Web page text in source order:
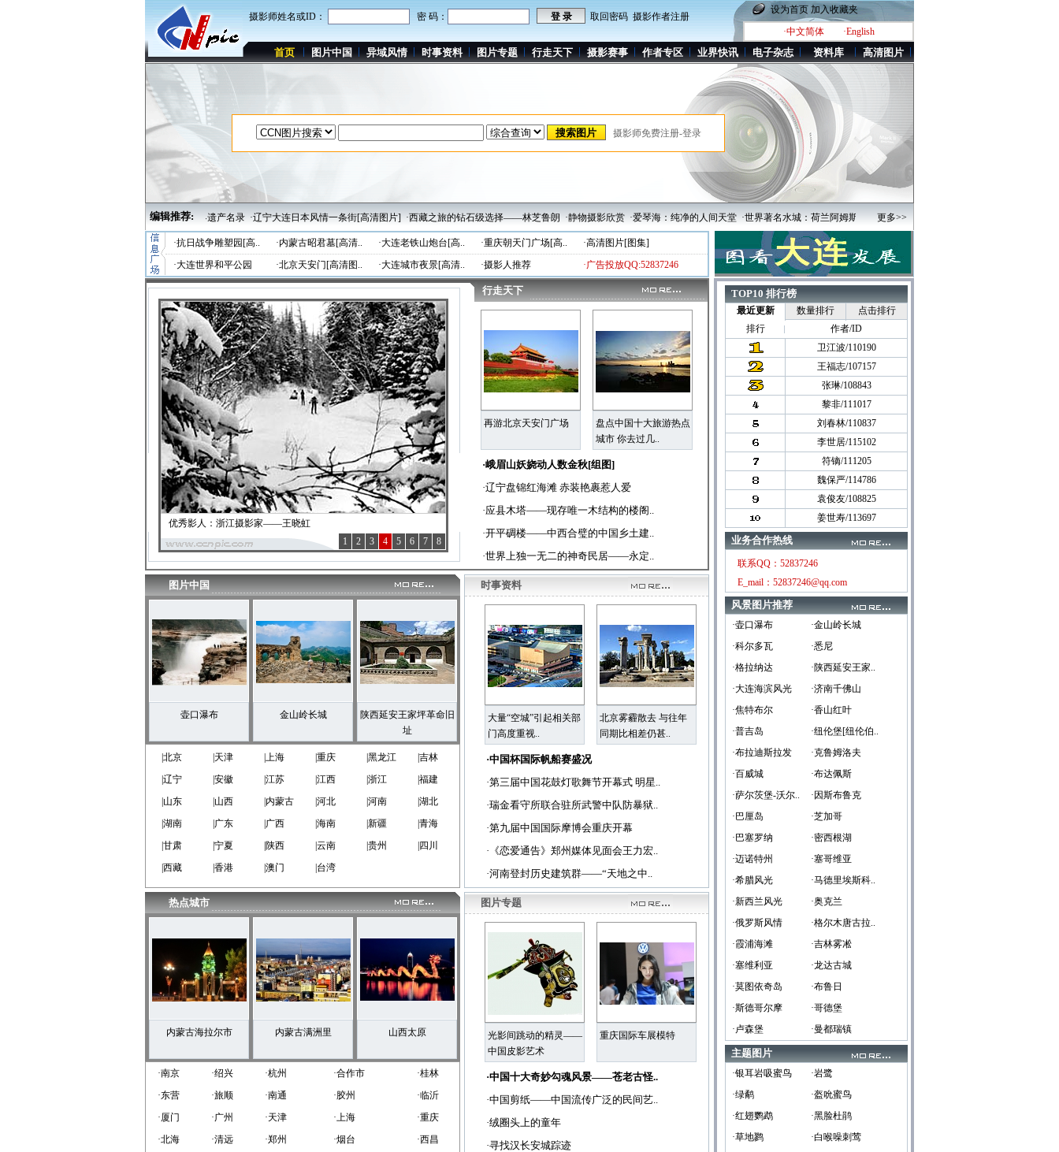
摄影师姓名或ID： 密 码： 取回密码 摄影作者注册
设为首页 加入收藏夹
·中文简体
·English
首页 图片中国 异域风情 时事资料 图片专题 行走天下 摄影赛事 作者专区 业界快讯 电子杂志 资料库 高清图片
摄影师免费注册-登录
编辑推荐:
文化圣地——山西忻州五台山被列入世界遗产名录 ·辽宁大连日本风情一条街[高清图片] ·西藏之旅的钻石级选择——林芝鲁朗 ·静物摄影欣赏 ·爱琴海：纯净的人间天堂 ·世界著名水城：荷兰阿姆斯特丹 ·全球最贵城市新排名出炉 中国部分城市大幅攀升
更多>>
·抗日战争雕塑园[高.. ·内蒙古昭君墓[高清.. ·大连老铁山炮台[高.. ·重庆朝天门广场[高.. ·高清图片[图集]
·大连世界和平公园 ·北京天安门[高清图.. ·大连城市夜景[高清.. ·摄影人推荐 ·广告投放QQ:52837246
优秀影人：浙江摄影家——王晓虹
1
2 3 4 5 6 7 8
行走天下
盘点中国十大旅游热点
城市 你去过几..
再游北京天安门广场
·峨眉山妖娆动人数金秋[组图]
·辽宁盘锦红海滩 赤装艳裹惹人爱
·应县木塔——现存唯一木结构的楼阁..
·开平碉楼——中西合璧的中国乡土建..
·世界上独一无二的神奇民居——永定..
图片中国
壶口瀑布 金山岭长城
陕西延安王家坪革命旧
址
|北京 |天津 |上海 |重庆 |黑龙江
|吉林
|辽宁
|安徽 |江苏 |江西 |浙江
|福建
|山东
|山西 |内蒙古 |河北 |河南
|湖北
|湖南
|广东 |广西 |海南 |新疆
|青海
|甘肃
|宁夏 |陕西 |云南 |贵州
|四川
|西藏
|香港 |澳门 |台湾
时事资料
北京雾霾散去 与往年
同期比相差仍甚..
大量“空城”引起相关部
门高度重视..
·中国杯国际帆船赛盛况
·第三届中国花鼓灯歌舞节开幕式 明星..
·瑞金看守所联合驻所武警中队防暴狱..
·第九届中国国际摩博会重庆开幕
· 《恋爱通告》郑州媒体见面会王力宏..
·河南登封历史建筑群——“天地之中..
热点城市
内蒙古海拉尔市 内蒙古满洲里 山西太原
·南京 ·绍兴 ·杭州 ·合作市
·桂林
·东营
·旅顺 ·南通 ·胶州
·临沂
·厦门
·广州 ·天津 ·上海
·重庆
·北海
·清远 ·郑州 ·烟台
·西昌
图片专题
光影间跳动的精灵——
中国皮影艺术
重庆国际车展模特
·中国十大奇妙勾魂风景——苍老古怪..
·中国剪纸——中国流传广泛的民间艺..
·绒圈头上的童年
·寻找汉长安城踪迹
TOP10 排行榜
最近更新 数量排行
点击排行
排行
作者/ID
卫江波/110190
王福志/107157
张琳/108843
黎非/111017
刘春林/110837
李世居/115102
符镝/111205
魏保严/114786
袁俊友/108825
姜世寿/113697
业务合作热线
联系QQ：52837246
E_mail：52837246@qq.com
风景图片推荐
·壶口瀑布
·金山岭长城
·科尔多瓦
·悉尼
·格拉纳达
·陕西延安王家..
·大连海滨风光
·济南千佛山
·焦特布尔
·香山红叶
·普吉岛
·纽伦堡[纽伦伯..
·布拉迪斯拉发
·克鲁姆洛夫
·百威城
·布达佩斯
·萨尔茨堡-沃尔..
·因斯布鲁克
·巴厘岛
·芝加哥
·巴塞罗纳
·密西根湖
·迈诺特州
·塞哥维亚
·希腊风光
·马德里埃斯科..
·新西兰风光
·奥克兰
·俄罗斯风情
·格尔木唐古拉..
·霞浦海滩
·吉林雾凇
·塞维利亚
·龙达古城
·莫图依奇岛
·布鲁日
·斯德哥尔摩
·哥德堡
·卢森堡
·曼都瑞镇
主题图片
·银耳岩吸蜜鸟
·岩鹭
·绿鹬
·盔吮蜜鸟
·红翅鹦鹉
·黑脸杜鹃
·草地鹨
·白喉噪刺莺